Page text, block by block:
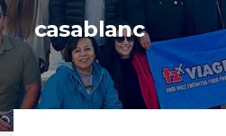
casablanc